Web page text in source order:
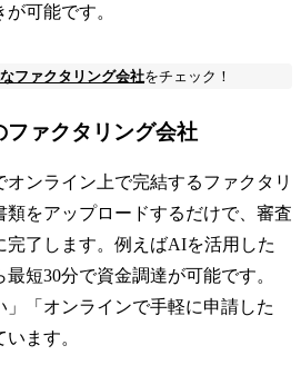
可能です。
ファクタリング会社をチェック！
ファクタリング会社
ンライン上で完結するファクタリ
類をアップロードするだけで、審査
完了します。例えばAIを活用した
短30分で資金調達が可能です。
」「オンラインで手軽に申請した
ます。